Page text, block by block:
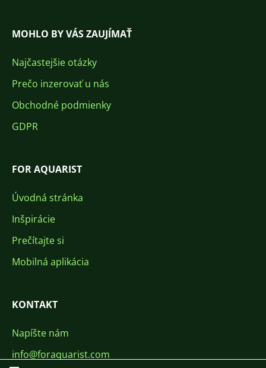
MOHLO BY VÁS ZAUJÍMAŤ
Najčastejšie otázky
Prečo inzerovať u nás
Obchodné podmienky
GDPR
FOR AQUARIST
Úvodná stránka
Inšpirácie
Prečítajte si
Mobilná aplikácia
KONTAKT
Napíšte nám
info@foraquarist.com